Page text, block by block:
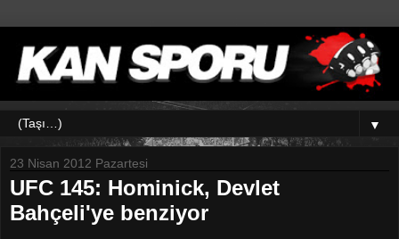
▼
23 Nisan 2012 Pazartesi
UFC 145: Hominick, Devlet
Bahçeli'ye benziyor